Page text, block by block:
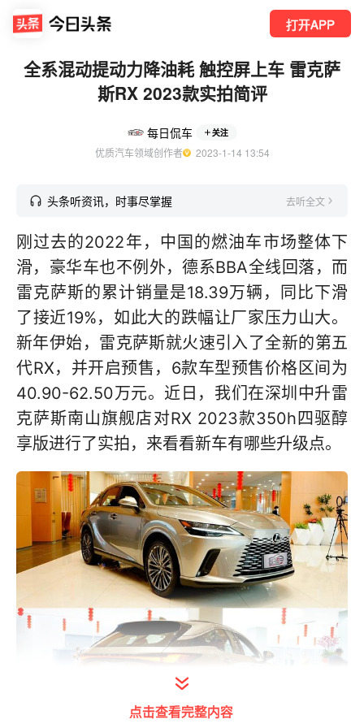
打开APP
全系混动提动力降油耗 触控屏上车 雷克萨
斯RX 2023款实拍简评
每日侃车 关注
优质汽车领域创作者
  2023-1-14 13:54
头条听资讯，时事尽掌握 去听全文
刚过去的2022年，中国的燃油车市场整体下
滑，豪华车也不例外，德系BBA全线回落，而
雷克萨斯的累计销量是18.39万辆，同比下滑
了接近19%，如此大的跌幅让厂家压力山大。
新年伊始，雷克萨斯就火速引入了全新的第五
代RX，并开启预售，6款车型预售价格区间为
40.90-62.50万元。近日，我们在深圳中升雷
克萨斯南山旗舰店对RX 2023款350h四驱醇
享版进行了实拍，来看看新车有哪些升级点。
点击查看完整内容